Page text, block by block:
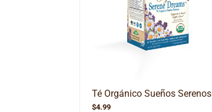
Té Orgánico Sueños Serenos
$4.99